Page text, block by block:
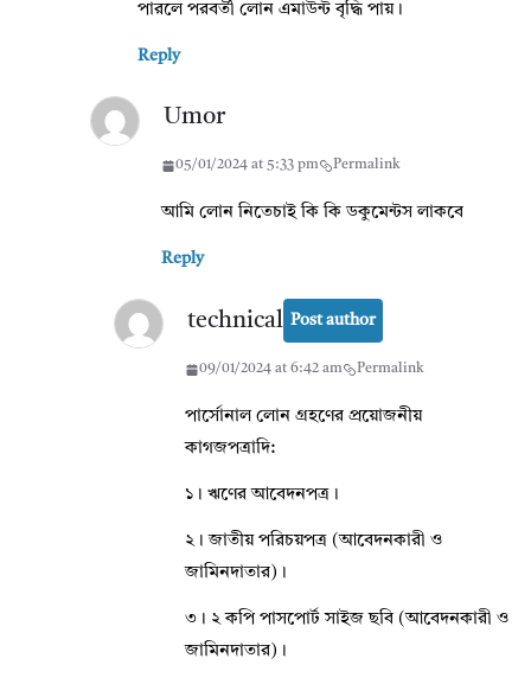
পারলে পরবর্তী লোন এমাউন্ট বৃদ্ধি পায়।
Reply
Umor
05/01/2024 at 5:33 pm Permalink
আমি লোন নিতেচাই কি কি ডকুমেন্টস লাকবে
Reply
technical Post author
09/01/2024 at 6:42 am Permalink
পার্সোনাল লোন গ্রহণের প্রয়োজনীয়
কাগজপত্রাদি:
১। ঋণের আবেদনপত্র।
২। জাতীয় পরিচয়পত্র (আবেদনকারী ও
জামিনদাতার)।
৩। ২ কপি পাসপোর্ট সাইজ ছবি (আবেদনকারী ও
জামিনদাতার)।